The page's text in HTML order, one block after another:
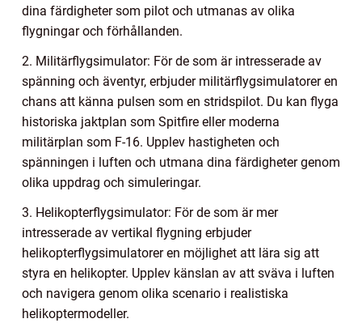
dina färdigheter som pilot och utmanas av olika
flygningar och förhållanden.
2. Militärflygsimulator: För de som är intresserade av
spänning och äventyr, erbjuder militärflygsimulatorer en
chans att känna pulsen som en stridspilot. Du kan flyga
historiska jaktplan som Spitfire eller moderna
militärplan som F-16. Upplev hastigheten och
spänningen i luften och utmana dina färdigheter genom
olika uppdrag och simuleringar.
3. Helikopterflygsimulator: För de som är mer
intresserade av vertikal flygning erbjuder
helikopterflygsimulatorer en möjlighet att lära sig att
styra en helikopter. Upplev känslan av att sväva i luften
och navigera genom olika scenario i realistiska
helikoptermodeller.